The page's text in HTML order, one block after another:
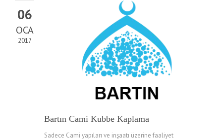
06
OCA
2017
Bartın Cami Kubbe Kaplama
Sadece Cami yapıları ve inşaatı üzerine faaliyet